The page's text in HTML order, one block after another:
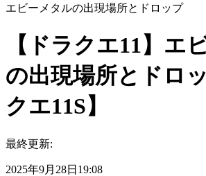
エビーメタルの出現場所とドロップ
【ドラクエ11】エ
の出現場所とドロ
クエ11S】
最終更新:
2025年9月28日19:08